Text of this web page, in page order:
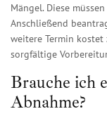
Mängel. Diese
Anschließend
weitere Termin
sorgfältige
Brauche ich
Abnahme?